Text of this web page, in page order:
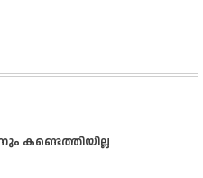
കണ്ടെത്തിയില്ല